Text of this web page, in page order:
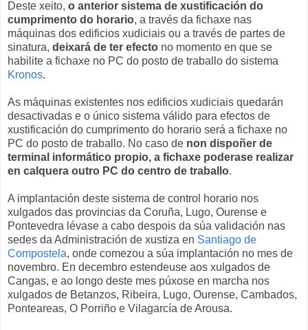
Deste xeito, o anterior sistema de xustificación do
cumprimento do horario, a través da fichaxe nas
máquinas dos edificios xudiciais ou a través de partes de
sinatura, deixará de ter efecto no momento en que se
habilite a fichaxe no PC do posto de traballo do sistema
Kronos.
As máquinas existentes nos edificios xudiciais quedarán
desactivadas e o único sistema válido para efectos de
xustificación do cumprimento do horario será a fichaxe no
PC do posto de traballo. No caso de non dispoñer de
terminal informático propio, a fichaxe poderase realizar
en calquera outro PC do centro de traballo.
A implantación deste sistema de control horario nos
xulgados das provincias da Coruña, Lugo, Ourense e
Pontevedra lévase a cabo despois da súa validación nas
sedes da Administración de xustiza en Santiago de
Compostela, onde comezou a súa implantación no mes de
novembro. En decembro estendeuse aos xulgados de
Cangas, e ao longo deste mes púxose en marcha nos
xulgados de Betanzos, Ribeira, Lugo, Ourense, Cambados,
Ponteareas, O Porriño e Vilagarcía de Arousa.